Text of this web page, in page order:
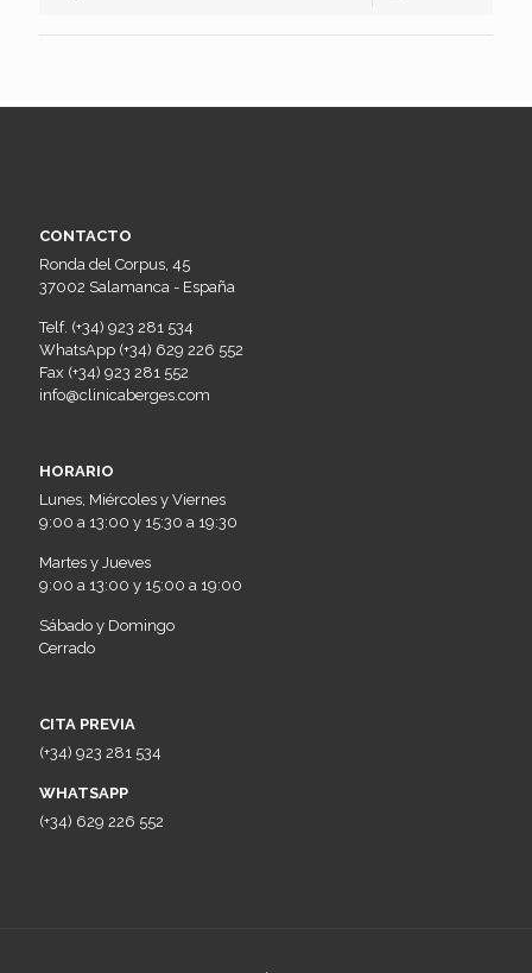
CONTACTO
Ronda del Corpus, 45
37002 Salamanca - España
Telf. (+34) 923 281 534
WhatsApp (+34) 629 226 552
Fax (+34) 923 281 552
info@clinicaberges.com
HORARIO
Lunes, Miércoles y Viernes
9:00 a 13:00 y 15:30 a 19:30
Martes y Jueves
9:00 a 13:00 y 15:00 a 19:00
Sábado y Domingo
Cerrado
CITA PREVIA
(+34) 923 281 534
WHATSAPP
(+34) 629 226 552